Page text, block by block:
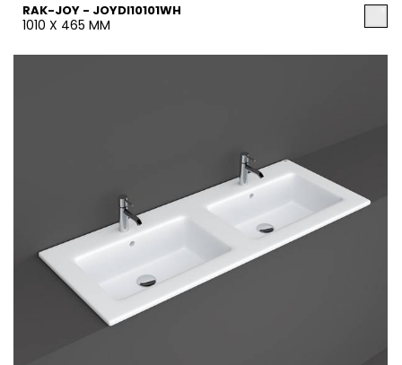
RAK-JOY - JOYDI10101WH
1010 X 465 MM